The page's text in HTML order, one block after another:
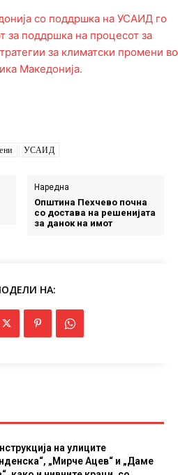
УСАИД
Наредна
Општина Пехчево почна
со достава на решенијата
за данок на имот
НА:
на улиците
„Мирче Ацев“ и „Даме